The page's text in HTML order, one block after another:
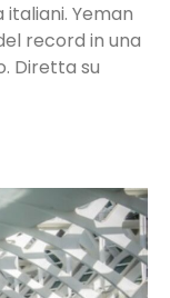
italiani. Yeman
record in una
Diretta su